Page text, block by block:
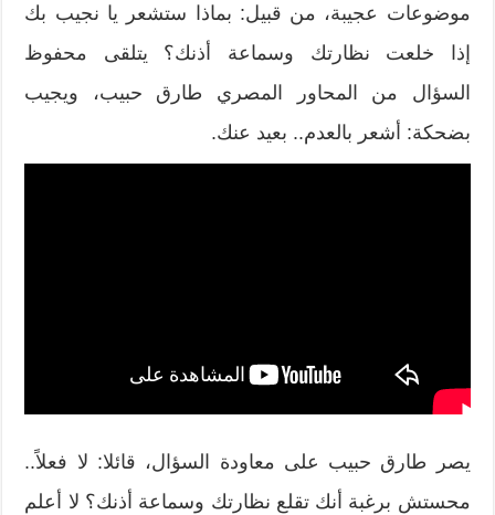
موضوعات عجيبة، من قبيل: بماذا ستشعر يا نجيب بك
إذا خلعت نظارتك وسماعة أذنك؟ يتلقى محفوظ
السؤال من المحاور المصري طارق حبيب، ويجيب
بضحكة: أشعر بالعدم.. بعيد عنك.
يصر طارق حبيب على معاودة السؤال، قائلا: لا فعلاً..
محستش برغبة أنك تقلع نظارتك وسماعة أذنك؟ لا أعلم